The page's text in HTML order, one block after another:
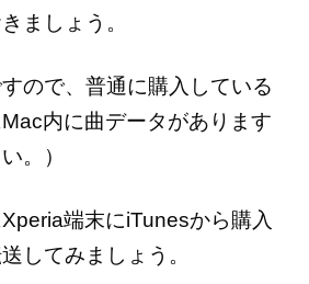
ましょう。
すので、普通に購入している
内に曲データがあります
。）
端末にiTunesから購入
してみましょう。